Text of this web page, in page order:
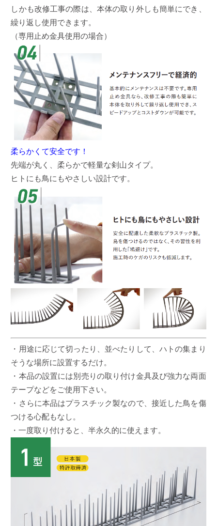
しかも改修工事の際は、本体の取り外しも簡単にでき、
繰り返し使用できます。
（専用止め金具使用の場合）
柔らかくて安全です！
先端が丸く、柔らかで軽量な剣山タイプ。
ヒトにも鳥にもやさしい設計です。
・用途に応じて切ったり、並べたりして、ハトの集まり
そうな場所に設置するだけ。
・本品の設置には別売りの取り付け金具及び強力な両面
テープなどをご使用下さい。
・さらに本品はプラスチック製なので、接近した鳥を傷
つける心配もなし。
・一度取り付けると、半永久的に使えます。